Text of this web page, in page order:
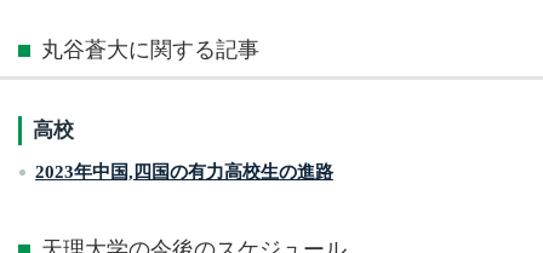
丸谷蒼大に関する記事
高校
2023年中国,四国の有力高校生の進路